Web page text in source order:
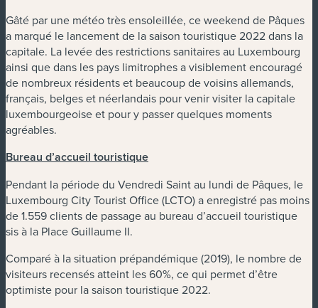
Gâté par une météo très ensoleillée, ce weekend de Pâques
a marqué le lancement de la saison touristique 2022 dans la
capitale. La levée des restrictions sanitaires au Luxembourg
ainsi que dans les pays limitrophes a visiblement encouragé
de nombreux résidents et beaucoup de voisins allemands,
français, belges et néerlandais pour venir visiter la capitale
luxembourgeoise et pour y passer quelques moments
agréables.
Bureau d’accueil touristique
Pendant la période du Vendredi Saint au lundi de Pâques, le
Luxembourg City Tourist Office (LCTO) a enregistré pas moins
de 1.559 clients de passage au bureau d’accueil touristique
sis à la Place Guillaume II.
Comparé à la situation prépandémique (2019), le nombre de
visiteurs recensés atteint les 60%, ce qui permet d’être
optimiste pour la saison touristique 2022.